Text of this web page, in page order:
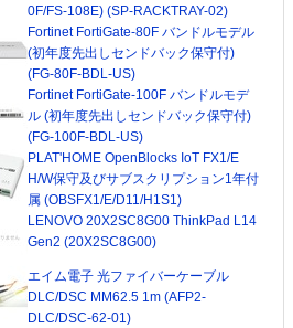
0F/FS-108E) (SP-RACKTRAY-02)
Fortinet FortiGate-80F バンドルモデル
(初年度先出しセンドバック保守付)
(FG-80F-BDL-US)
Fortinet FortiGate-100F バンドルモデ
ル (初年度先出しセンドバック保守付)
(FG-100F-BDL-US)
PLAT'HOME OpenBlocks IoT FX1/E
H/W保守及びサブスクリプション1年付
属 (OBSFX1/E/D11/H1S1)
LENOVO 20X2SC8G00 ThinkPad L14
Gen2 (20X2SC8G00)
エイム電子 光ファイバーケーブル
DLC/DSC MM62.5 1m (AFP2-
DLC/DSC-62-01)